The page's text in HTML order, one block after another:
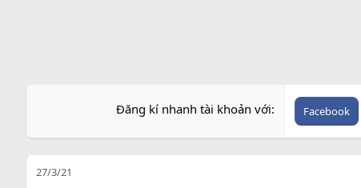
Đăng kí nhanh tài khoản với Facebook
27/3/21